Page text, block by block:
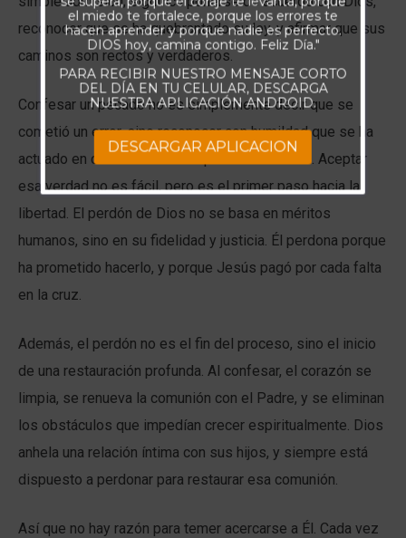
reconocer que se ha quebrantado su ley, y afirmar que sus
caminos son rectos y verdaderos.
Confesar un pecado no es simplemente decir que se
cometió un error, sino reconocer con humildad que se ha
actuado en contra del diseño perfecto de Dios. Aceptar
esa verdad no es fácil, pero es el primer paso hacia la
libertad. El perdón de Dios no se basa en méritos
humanos, sino en su fidelidad y justicia. Él perdona porque
ha prometido hacerlo, y porque Jesús pagó por cada falta
en la cruz.
Además, el perdón no es el fin del proceso, sino el inicio
de una restauración profunda. Al confesar, el corazón se
limpia, se renueva la comunión con el Padre, y se eliminan
los obstáculos que impedían crecer espiritualmente. Dios
anhela una relación íntima con sus hijos, y siempre está
dispuesto a perdonar para restaurar esa comunión.
Así que no hay razón para temer acercarse a Él. Cada vez
el miedo te fortalece, porque los errores te
hacen aprender y porque nadie es perfecto.
DIOS hoy, camina contigo. Feliz Día."
PARA RECIBIR NUESTRO MENSAJE CORTO
DEL DÍA EN TU CELULAR, DESCARGA
NUESTRA APLICACIÓN ANDROID.
DESCARGAR APLICACION